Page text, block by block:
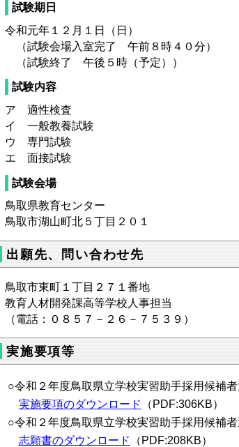
試験期日
令和元年１２月１日（日）
（試験会場入室完了 午前８時４０分）
（試験終了 午後５時（予定））
試験内容
ア 適性検査
イ 一般教養試験
ウ 専門試験
エ 面接試験
試験会場
鳥取県教育センター
鳥取市湖山町北５丁目２０１
出願先、問い合わせ先
鳥取市東町１丁目２７１番地
教育人材開発課高等学校人事担当
（電話：０８５７－２６－７５３９）
実施要項等
○令和２年度鳥取県立学校実習助手採用候補
実施要項のダウンロード （PDF:306KB）
○令和２年度鳥取県立学校実習助手採用候補
志願書のダウンロード （PDF:208KB）